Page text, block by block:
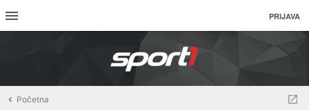
PRIJAVA
Početna